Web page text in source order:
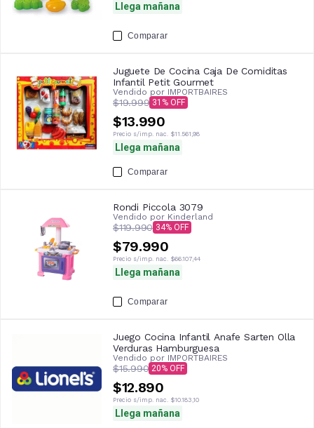
Llega mañana
Comparar
Juguete De Cocina Caja De Comiditas
Infantil Petit Gourmet
Vendido por IMPORTBAIRES
$19.999 31
$13.990
Precio s/imp. nac. $11.561,98
Llega mañana
Comparar
Rondi Piccola 3079
Vendido por Kinderland
$119.990 34
$79.990
Precio s/imp. nac. $66.107,44
Llega mañana
Comparar
Juego Cocina Infantil Anafe Sarten Olla
Verduras Hamburguesa
Vendido por IMPORTBAIRES
$15.990 20
$12.890
Precio s/imp. nac. $10.183,10
Llega mañana